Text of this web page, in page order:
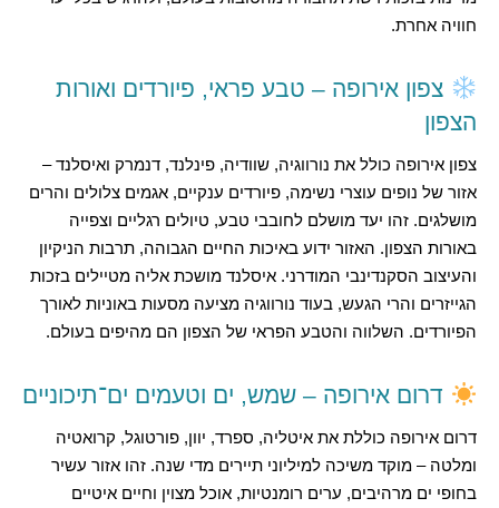
חוויה אחרת.
צפון אירופה – טבע פראי, פיורדים ואורות
הצפון
צפון אירופה כולל את נורווגיה, שוודיה, פינלנד, דנמרק ואיסלנד –
אזור של נופים עוצרי נשימה, פיורדים ענקיים, אגמים צלולים והרים
מושלגים. זהו יעד מושלם לחובבי טבע, טיולים רגליים וצפייה
באורות הצפון. האזור ידוע באיכות החיים הגבוהה, תרבות הניקיון
והעיצוב הסקנדינבי המודרני. איסלנד מושכת אליה מטיילים בזכות
הגייזרים והרי הגעש, בעוד נורווגיה מציעה מסעות באוניות לאורך
הפיורדים. השלווה והטבע הפראי של הצפון הם מהיפים בעולם.
דרום אירופה – שמש, ים וטעמים ים־תיכוניים
דרום אירופה כוללת את איטליה, ספרד, יוון, פורטוגל, קרואטיה
ומלטה – מוקד משיכה למיליוני תיירים מדי שנה. זהו אזור עשיר
בחופי ים מרהיבים, ערים רומנטיות, אוכל מצוין וחיים איטיים